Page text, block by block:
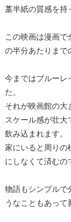
藁半紙の質感を持
この映画は漫画
の半分あたりまで
今まではブルーレ
た。
それが映画館の大
スケール感が壮大
飲み込まれます。
家にいると周りの
にしなくて済むの
物語もシンプルで
うなこともあって